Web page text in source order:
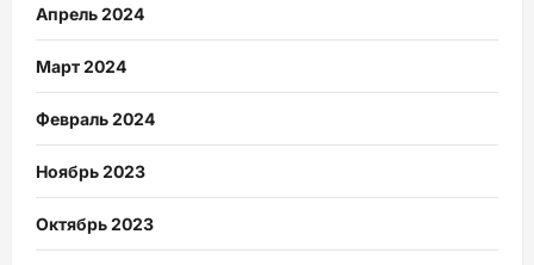
Апрель 2024
Март 2024
Февраль 2024
Ноябрь 2023
Октябрь 2023